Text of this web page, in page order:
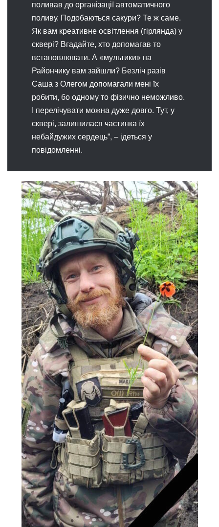
поливав до організації автоматичного
поливу. Подобаються сакури? Те ж саме.
Як вам креативне освітлення (гірлянда) у
сквері? Вгадайте, хто допомагав то
встановлювати. А «мультики» на
Райончику вам зайшли? Безліч разів
Саша з Олегом допомагали мені їх
робити, бо одному то фізично неможливо.
І перелічувати можна дуже довго. Тут, у
сквері, залишилася частинка їх
небайдужих сердець”, – ідеться у
повідомленні.